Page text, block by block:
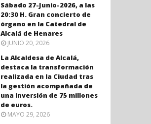
Sábado 27-Junio-2026, a las
20:30 H. Gran concierto de
órgano en la Catedral de
Alcalá de Henares
JUNIO 20, 2026
La Alcaldesa de Alcalá,
destaca la transformación
realizada en la Ciudad tras
la gestión acompañada de
una inversión de 75 millones
de euros.
MAYO 29, 2026